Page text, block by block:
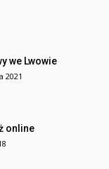
we Lwowie
2021
online